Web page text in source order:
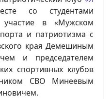
со студентами
участие в «Мужском
и патриотизма с
края Демешиным
и председателем
спортивных клубов
СВО Минеевым